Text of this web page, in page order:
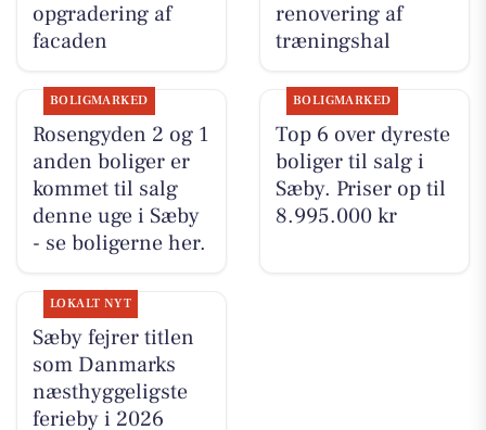
opgradering af
facaden
renovering af
træningshal
BOLIGMARKED
Rosengyden 2 og 1
anden boliger er
kommet til salg
denne uge i Sæby
- se boligerne her.
BOLIGMARKED
Top 6 over dyreste
boliger til salg i
Sæby. Priser op til
8.995.000 kr
LOKALT NYT
Sæby fejrer titlen
som Danmarks
næsthyggeligste
ferieby i 2026